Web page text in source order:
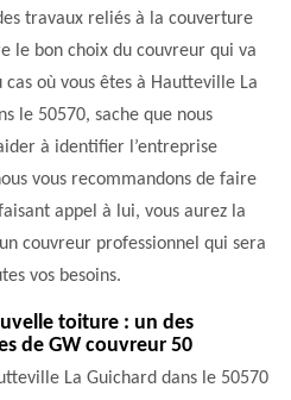
travaux reliés à la couverture
le bon choix du couvreur qui va
cas où vous êtes à Hautteville La
le 50570, sache que nous
à identifier l’entreprise
vous recommandons de faire
appel à lui, vous aurez la
couvreur professionnel qui sera
vos besoins.
toiture : un des
de GW couvreur 50
La Guichard dans le 50570